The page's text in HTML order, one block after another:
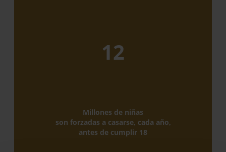
12
Millones de niñas
son forzadas a casarse, cada año,
antes de cumplir 18